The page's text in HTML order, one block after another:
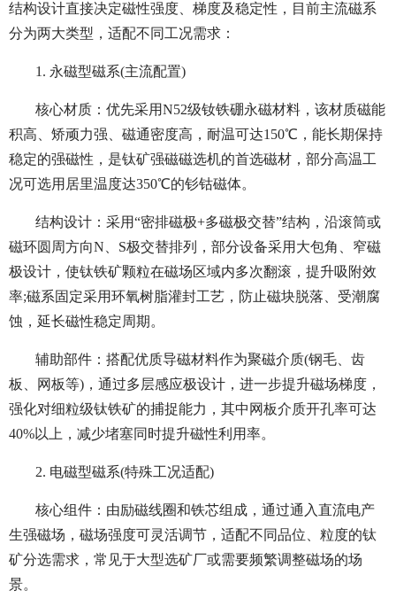
结构设计直接决定磁性强度、梯度及稳定性，目前主流磁系
分为两大类型，适配不同工况需求：
1. 永磁型磁系(主流配置)
核心材质：优先采用N52级钕铁硼永磁材料，该材质磁能
积高、矫顽力强、磁通密度高，耐温可达150℃，能长期保持
稳定的强磁性，是钛矿强磁磁选机的首选磁材，部分高温工
况可选用居里温度达350℃的钐钴磁体。
结构设计：采用“密排磁极+多磁极交替”结构，沿滚筒或
磁环圆周方向N、S极交替排列，部分设备采用大包角、窄磁
极设计，使钛铁矿颗粒在磁场区域内多次翻滚，提升吸附效
率;磁系固定采用环氧树脂灌封工艺，防止磁块脱落、受潮腐
蚀，延长磁性稳定周期。
辅助部件：搭配优质导磁材料作为聚磁介质(钢毛、齿
板、网板等)，通过多层感应极设计，进一步提升磁场梯度，
强化对细粒级钛铁矿的捕捉能力，其中网板介质开孔率可达
40%以上，减少堵塞同时提升磁性利用率。
2. 电磁型磁系(特殊工况适配)
核心组件：由励磁线圈和铁芯组成，通过通入直流电产
生强磁场，磁场强度可灵活调节，适配不同品位、粒度的钛
矿分选需求，常见于大型选矿厂或需要频繁调整磁场的场
景。